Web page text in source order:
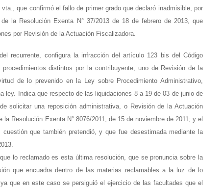
que confirmó el fallo de primer grado que declaró inadmisible, por
la Resolución Exenta N° 37/2013 de 18 de febrero de 2013, que
por Revisión de la Actuación Fiscalizadora.
recurrente, configura la infracción del artículo 123 bis del Código
distintos por la contribuyente, uno de Revisión de la
de lo prevenido en la Ley sobre Procedimiento Administrativo,
Indica que respecto de las liquidaciones 8 a 19 de 03 de junio de
solicitar una reposición administrativa, o Revisión de la Actuación
Resolución Exenta N° 8076/2011, de 15 de noviembre de 2011; y el
que también pretendió, y que fue desestimada mediante la
lo reclamado es esta última resolución, que se pronuncia sobre la
que encuadra dentro de las materias reclamables a la luz de lo
que en este caso se persiguió el ejercicio de las facultades que el